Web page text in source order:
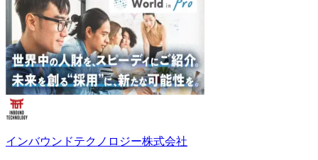
インバウンドテクノロジー株式会社